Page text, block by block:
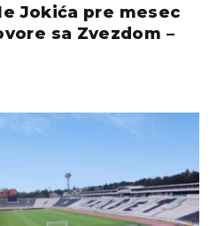
Jokića pre mesec
sa Zvezdom –